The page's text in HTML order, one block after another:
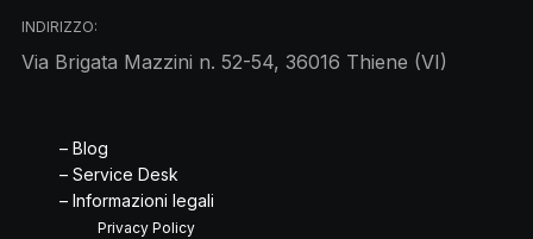
INDIRIZZO:
Via Brigata Mazzini n. 52-54, 36016 Thiene (VI)
– Blog
– Service Desk
– Informazioni legali
Privacy Policy